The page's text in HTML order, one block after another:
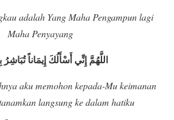
adalah Yang Maha Pengampun lagi
Maha Penyayang
اللَّهُمَّ إِنِّي أَسْأَلُكَ إِيمَاناً
aku memohon kepada-Mu keimanan
langsung ke dalam hatiku